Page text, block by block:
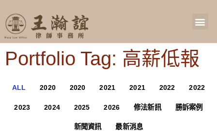
Portfolio Tag: 高薪低報
ALL 2020 2020 2021 2021 2022 2022
2023 2024 2025 2026 修法新訊 勝訴案例
新聞資訊 最新消息